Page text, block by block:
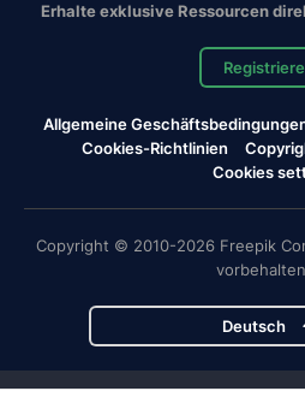
Erhalte exklusive Ressourcen
Allgemeine
Cookies-Richtlinien
Cookies
Copyright © 2010-2026 Freepik
Deutsch